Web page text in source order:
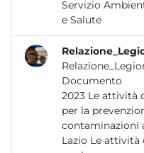
Servizio Ambiente e Salute
e Salute
Documento
2023 Le attività dei laboratori dell’ARPA Lazio
per la
contaminazioni ambientali
Lazio Le attività dei laboratori dell’ARPA Lazio